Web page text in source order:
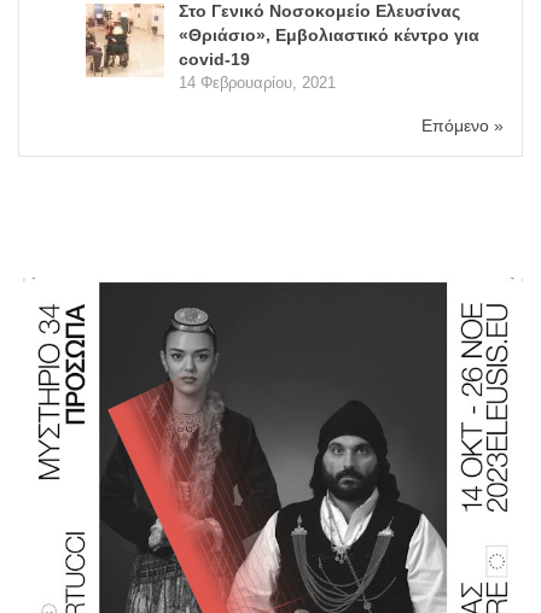
Στο Γενικό Νοσοκομείο Ελευσίνας
«Θριάσιο», Εμβολιαστικό κέντρο για
covid-19
14 Φεβρουαρίου, 2021
Επόμενο »